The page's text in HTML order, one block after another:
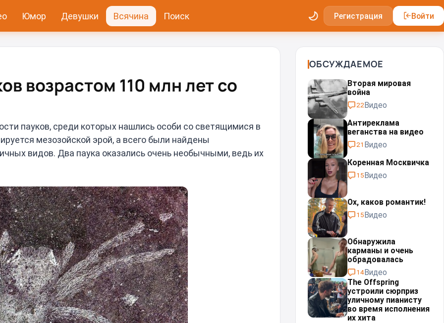
Юмор Девушки Всячина Поиск Регистрация Войти
возрастом 110 млн лет со
пауков, среди которых нашлись особи со светящимися в
мезозойской эрой, а всего были найдены
видов. Два паука оказались очень необычными, ведь их
ОБСУЖДАЕМОЕ
Вторая мировая
война
22Видео
Антиреклама
веганства на видео
21 Видео
Коренная Москвичка
15Видео
Ох, каков романтик!
15Видео
Обнаружила
карманы и очень
обрадовалась
14Видео
The Offspring
устроили сюрприз
уличному пианисту
во время исполнения
их хита